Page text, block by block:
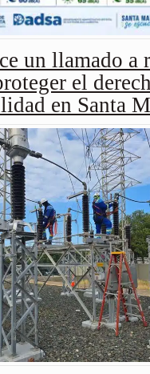
un llamado a
el
en Santa